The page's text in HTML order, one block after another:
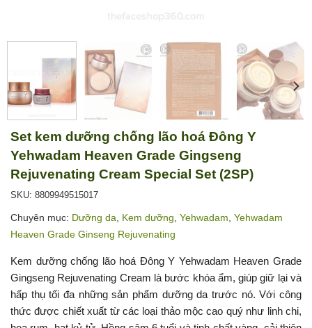
Set kem dưỡng chống lão hoá Đông Y
Yehwadam Heaven Grade Gingseng
Rejuvenating Cream Special Set (2SP)
SKU: 8809949515017
Chuyên mục: Dưỡng da Kem dưỡng Yehwadam Yehwadam
Heaven Grade Ginseng Rejuvenating
Kem dưỡng chống lão hoá Đông Y Yehwadam Heaven Grade
Gingseng Rejuvenating Cream là bước khóa ẩm, giúp giữ lại và
hấp thụ tối đa những sản phẩm dưỡng da trước nó. Với công
thức được chiết xuất từ các loại thảo mộc cao quý như linh chi,